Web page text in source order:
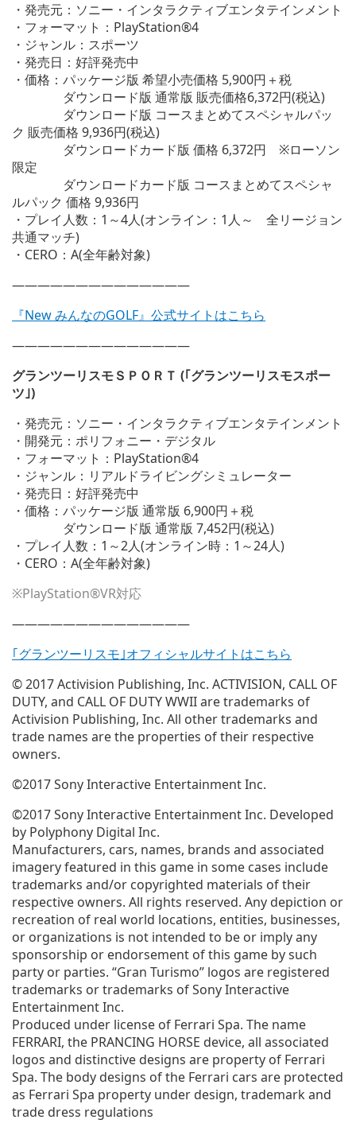
・発売元：ソニー・インタラクティブエンタテインメント
・フォーマット：PlayStation®4
・ジャンル：スポーツ
・発売日：好評発売中
・価格：パッケージ版 希望小売価格 5,900円＋税
ダウンロード版 通常版 販売価格6,372円(税込)
ダウンロード版 コースまとめてスペシャルパッ
ク 販売価格 9,936円(税込)
ダウンロードカード版 価格 6,372円 ※ローソン
限定
ダウンロードカード版 コースまとめてスペシャ
ルパック 価格 9,936円
・プレイ人数：1～4人(オンライン：1人～ 全リージョン
共通マッチ)
・CERO：A(全年齢対象)
——————————————
『New みんなのGOLF』公式サイトはこちら
——————————————
グランツーリスモＳＰＯＲＴ (｢グランツーリスモスポー
ツ｣)
・発売元：ソニー・インタラクティブエンタテインメント
・開発元：ポリフォニー・デジタル
・フォーマット：PlayStation®4
・ジャンル：リアルドライビングシミュレーター
・発売日：好評発売中
・価格：パッケージ版 通常版 6,900円＋税
ダウンロード版 通常版 7,452円(税込)
・プレイ人数：1～2人(オンライン時：1～24人)
・CERO：A(全年齢対象)
※PlayStation®VR対応
——————————————
｢グランツーリスモ｣オフィシャルサイトはこちら
© 2017 Activision Publishing, Inc. ACTIVISION, CALL OF
DUTY, and CALL OF DUTY WWII are trademarks of
Activision Publishing, Inc. All other trademarks and
trade names are the properties of their respective
owners.
©2017 Sony Interactive Entertainment Inc.
©2017 Sony Interactive Entertainment Inc. Developed
by Polyphony Digital Inc.
Manufacturers, cars, names, brands and associated
imagery featured in this game in some cases include
trademarks and/or copyrighted materials of their
respective owners. All rights reserved. Any depiction or
recreation of real world locations, entities, businesses,
or organizations is not intended to be or imply any
sponsorship or endorsement of this game by such
party or parties. “Gran Turismo” logos are registered
trademarks or trademarks of Sony Interactive
Entertainment Inc.
Produced under license of Ferrari Spa. The name
FERRARI, the PRANCING HORSE device, all associated
logos and distinctive designs are property of Ferrari
Spa. The body designs of the Ferrari cars are protected
as Ferrari Spa property under design, trademark and
trade dress regulations